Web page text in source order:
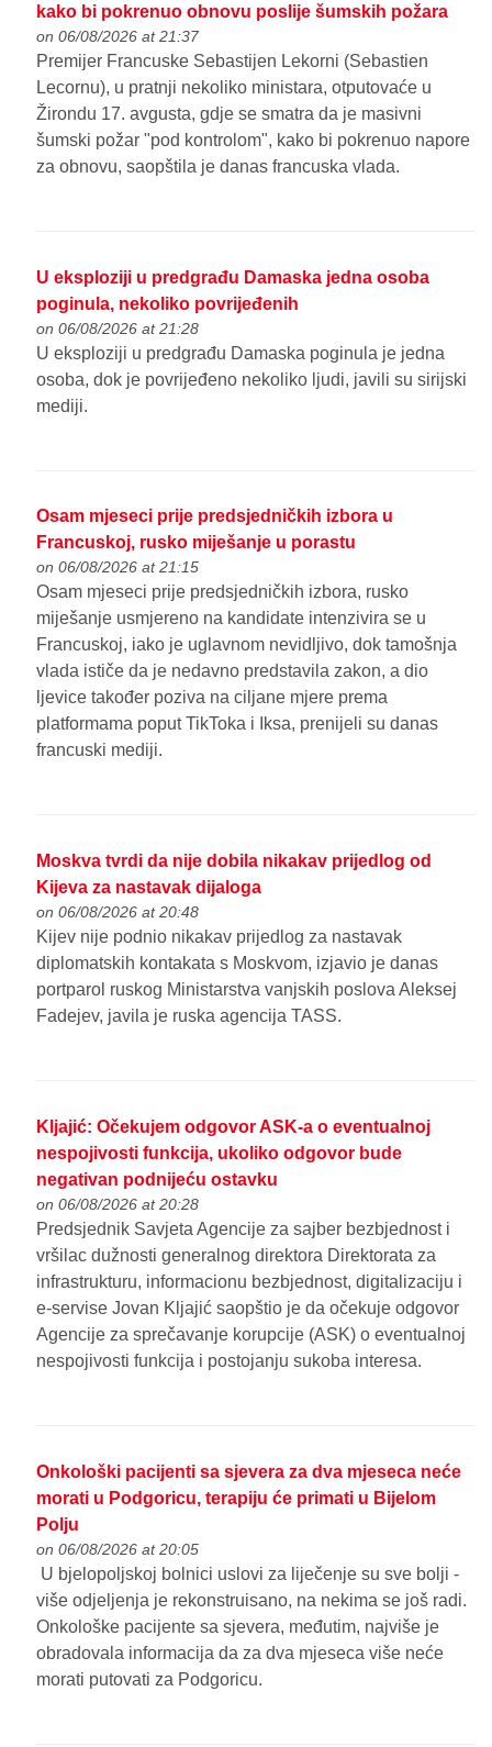
kako bi pokrenuo obnovu poslije šumskih požara
on 06/08/2026 at 21:37
Premijer Francuske Sebastijen Lekorni (Sebastien
Lecornu), u pratnji nekoliko ministara, otputovaće u
Žirondu 17. avgusta, gdje se smatra da je masivni
šumski požar "pod kontrolom", kako bi pokrenuo napore
za obnovu, saopštila je danas francuska vlada.
U eksploziji u predgrađu Damaska jedna osoba
poginula, nekoliko povrijeđenih
on 06/08/2026 at 21:28
U eksploziji u predgrađu Damaska poginula je jedna
osoba, dok je povrijeđeno nekoliko ljudi, javili su sirijski
mediji.
Osam mjeseci prije predsjedničkih izbora u
Francuskoj, rusko miješanje u porastu
on 06/08/2026 at 21:15
Osam mjeseci prije predsjedničkih izbora, rusko
miješanje usmjereno na kandidate intenzivira se u
Francuskoj, iako je uglavnom nevidljivo, dok tamošnja
vlada ističe da je nedavno predstavila zakon, a dio
ljevice također poziva na ciljane mjere prema
platformama poput TikToka i Iksa, prenijeli su danas
francuski mediji.
Moskva tvrdi da nije dobila nikakav prijedlog od
Kijeva za nastavak dijaloga
on 06/08/2026 at 20:48
Kijev nije podnio nikakav prijedlog za nastavak
diplomatskih kontakata s Moskvom, izjavio je danas
portparol ruskog Ministarstva vanjskih poslova Aleksej
Fadejev, javila je ruska agencija TASS.
Kljajić: Očekujem odgovor ASK-a o eventualnoj
nespojivosti funkcija, ukoliko odgovor bude
negativan podnijeću ostavku
on 06/08/2026 at 20:28
Predsjednik Savjeta Agencije za sajber bezbjednost i
vršilac dužnosti generalnog direktora Direktorata za
infrastrukturu, informacionu bezbjednost, digitalizaciju i
e-servise Jovan Kljajić saopštio je da očekuje odgovor
Agencije za sprečavanje korupcije (ASK) o eventualnoj
nespojivosti funkcija i postojanju sukoba interesa.
Onkološki pacijenti sa sjevera za dva mjeseca neće
morati u Podgoricu, terapiju će primati u Bijelom
Polju
on 06/08/2026 at 20:05
U bjelopoljskoj bolnici uslovi za liječenje su sve bolji -
više odjeljenja je rekonstruisano, na nekima se još radi.
Onkološke pacijente sa sjevera, međutim, najviše je
obradovala informacija da za dva mjeseca više neće
morati putovati za Podgoricu.